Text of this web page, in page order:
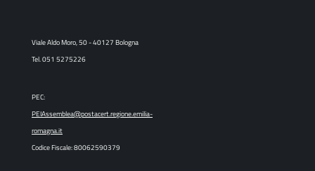
Viale Aldo Moro, 50 - 40127 Bologna
Tel. 051 5275226
PEC:
PEIAssemblea@postacert.regione.emilia-
romagna.it
Codice Fiscale: 80062590379